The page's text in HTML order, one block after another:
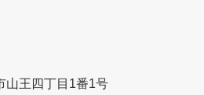
王四丁目1番1号